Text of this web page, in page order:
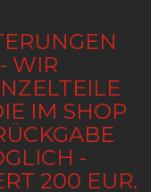
WIR
IM SHOP
-
200 EUR.